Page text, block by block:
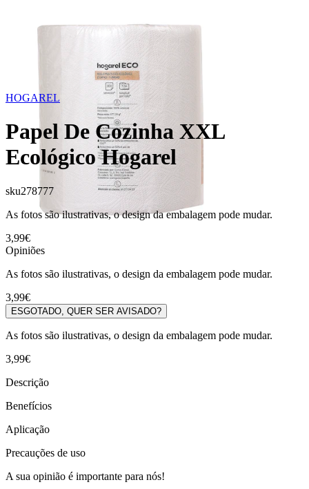
HOGAREL
Papel De Cozinha XXL
Ecológico Hogarel
sku278777
As fotos são ilustrativas, o design da embalagem pode mudar.
3,99€
Opiniões
As fotos são ilustrativas, o design da embalagem pode mudar.
3,99€
ESGOTADO, QUER SER AVISADO?
As fotos são ilustrativas, o design da embalagem pode mudar.
3,99€
Descrição
Benefícios
Aplicação
Precauções de uso
A sua opinião é importante para nós!